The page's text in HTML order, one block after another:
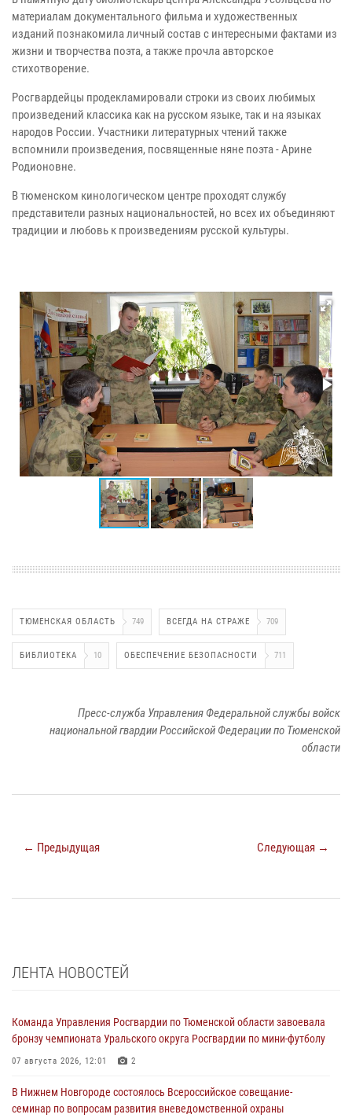
материалам документального фильма и художественных
изданий познакомила личный состав с интересными фактами из
жизни и творчества поэта, а также прочла авторское
стихотворение.
Росгвардейцы продекламировали строки из своих любимых
произведений классика как на русском языке, так и на языках
народов России. Участники литературных чтений также
вспомнили произведения, посвященные няне поэта - Арине
Родионовне.
В тюменском кинологическом центре проходят службу
представители разных национальностей, но всех их объединяют
традиции и любовь к произведениям русской культуры.
ТЮМЕНСКАЯ ОБЛАСТЬ 749 ВСЕГДА НА СТРАЖЕ 709
БИБЛИОТЕКА 10 ОБЕСПЕЧЕНИЕ БЕЗОПАСНОСТИ 711
Пресс-служба Управления Федеральной службы войск
национальной гвардии Российской Федерации по Тюменской
области
← Предыдущая Следующая →
ЛЕНТА НОВОСТЕЙ
Команда Управления Росгвардии по Тюменской области завоевала
бронзу чемпионата Уральского округа Росгвардии по мини-футболу
07 августа 2026, 12:01 2
В Нижнем Новгороде состоялось Всероссийское совещание-
семинар по вопросам развития вневедомственной охраны